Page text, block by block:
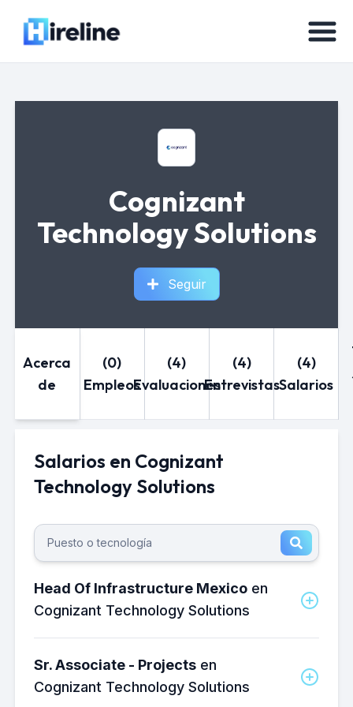
Cognizant
Technology Solutions
Seguir
Acerca
de
(0)
Empleos
(4)
Evaluaciones
(4)
Entrevistas
(4)
Salarios
Salarios en Cognizant
Technology Solutions
Head Of Infrastructure Mexicoen
Cognizant Technology Solutions
Technology Solutions al mes?
El salario neto mensual promedio de un
Sr. Associate - Projectsen
Cognizant Technology Solutions